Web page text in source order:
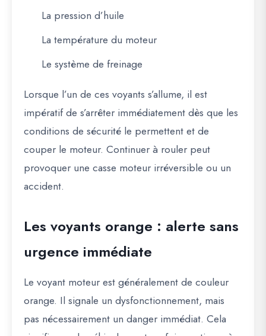
La pression d’huile
La température du moteur
Le système de freinage
Lorsque l’un de ces voyants s’allume, il est
impératif de s’arrêter immédiatement dès que les
conditions de sécurité le permettent et de
couper le moteur. Continuer à rouler peut
provoquer une casse moteur irréversible ou un
accident.
Les voyants orange : alerte sans
urgence immédiate
Le voyant moteur est généralement de couleur
orange. Il signale un dysfonctionnement, mais
pas nécessairement un danger immédiat. Cela